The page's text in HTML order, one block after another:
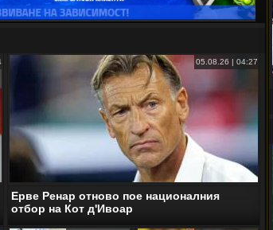
05.08.26 | 04:27
Ерве Ренар отново пое националния
отбор на Кот д'Ивоар